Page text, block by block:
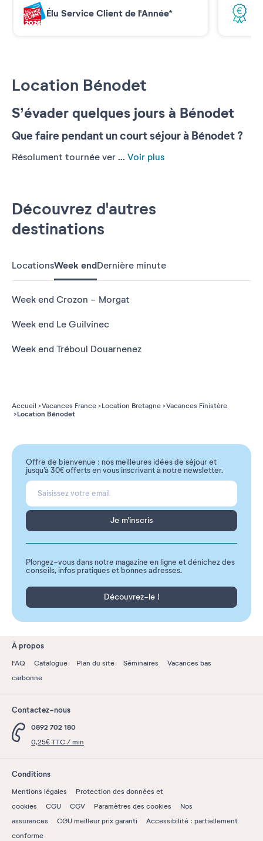
Location Bénodet
S’évader quelques jours à Bénodet
Que faire pendant un court séjour à Bénodet ?
Résolument tournée ver ... Voir plus
Élu Service Client de l'Année*
Découvrez d'autres
destinations
LocationsWeek endDernière minute
Week end Crozon - Morgat
Week end Le Guilvinec
Week end Tréboul Douarnenez
Accueil Vacances France Location Bretagne Vacances Finistère
Location Bénodet
Offre de bienvenue : nos meilleures idées de séjour et
jusqu'à 30€ offerts en vous inscrivant à notre newsletter.
Je m'inscris
Plongez-vous dans notre magazine en ligne et dénichez des
conseils, infos pratiques et bonnes adresses.
Découvrez-le !
À propos
FAQ Catalogue Plan du site Séminaires
Vacances bas
carbonne
Contactez-nous
0892 702 180
0,25€ TTC / min
Conditions
Mentions légales
Protection des données et
cookies
CGU CGV Paramètres des cookies
Nos
assurances
CGU meilleur prix garanti
Accessibilité : partiellement
conforme